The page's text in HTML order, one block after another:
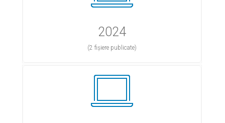
2024
(2 fișiere publicate)